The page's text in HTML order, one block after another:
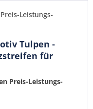
Leistungs-
Tulpen -
für
Preis-Leistungs-